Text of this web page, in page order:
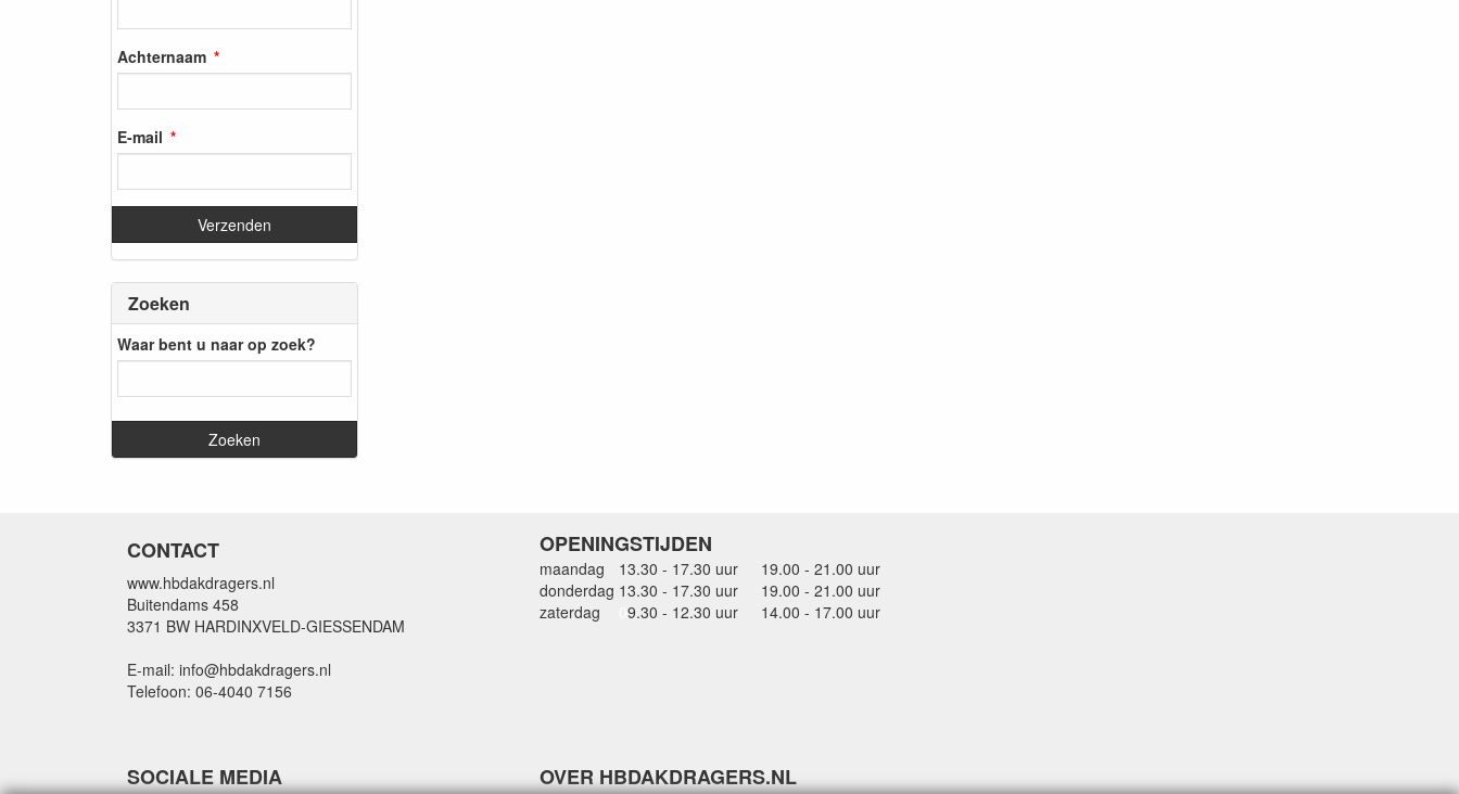
Achternaam
E-mail
Zoeken
Waar bent u naar op zoek?
CONTACT
www.hbdakdragers.nl
Buitendams 458
3371 BW HARDINXVELD-GIESSENDAM
E-mail: info@hbdakdragers.nl
Telefoon: 06-4040 7156
OPENINGSTIJDEN
maandag 13.30 - 17.30 uur
19.00 - 21.00 uur
donderdag 13.30 - 17.30 uur
19.00 - 21.00 uur
zaterdag
9.30 - 12.30 uur 14.00 - 17.00 uur
SOCIALE MEDIA OVER HBDAKDRAGERS.NL